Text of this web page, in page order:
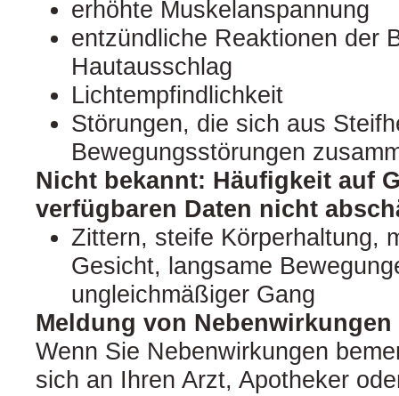
erhöhte Muskelanspannung
entzündliche Reaktionen der
Hautausschlag
Lichtempfindlichkeit
Störungen, die sich aus
Bewegungsstörungen
Nicht bekannt: Häufigkeit auf
verfügbaren Daten nicht
Zittern, steife Körperhaltung,
Gesicht, langsame
ungleichmäßiger Gang
Meldung von Nebenwirkungen
Wenn Sie Nebenwirkungen
sich an Ihren Arzt, Apotheker